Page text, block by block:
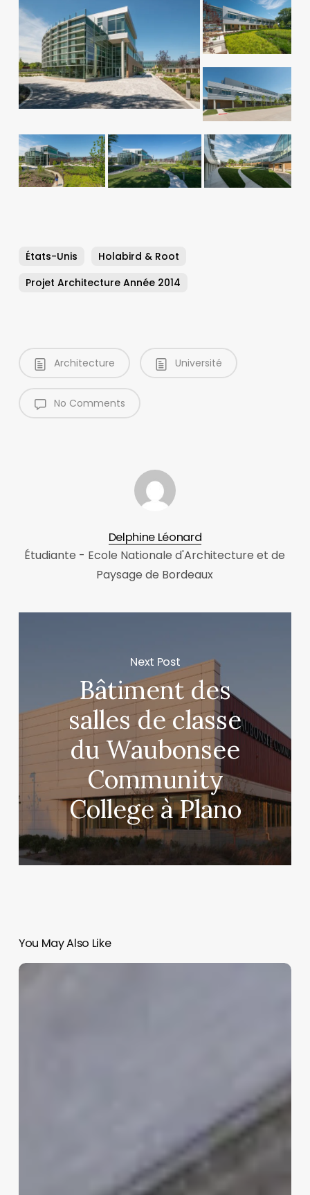
États-Unis
Holabird & Root
Projet Architecture Année 2014
Architecture Université
No Comments
Delphine Léonard
Étudiante - Ecole Nationale d'Architecture et de
Paysage de Bordeaux
Next Post
Bâtiment des
salles de classe
du Waubonsee
Community
College à Plano
You May Also Like